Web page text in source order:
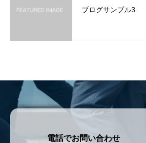
ブログサンプル3
電話でお問い合わせ